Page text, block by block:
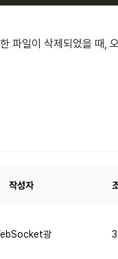
파일이 삭제되었을 때,
작성자
광